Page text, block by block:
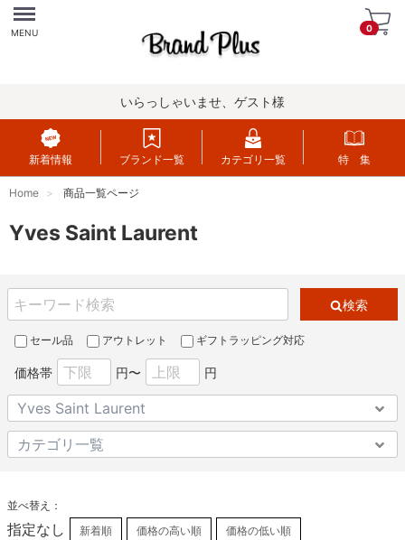
Menu
MENU 0
いらっしゃいませ、ゲスト様
新着情報 ブランド一覧 カテゴリ一覧 特 集
Home 商品一覧ページ
Yves Saint Laurent
検索
セール品 アウトレット ギフトラッピング対応
価格帯 円〜 円
並べ替え：
指定なし 新着順 価格の高い順 価格の低い順